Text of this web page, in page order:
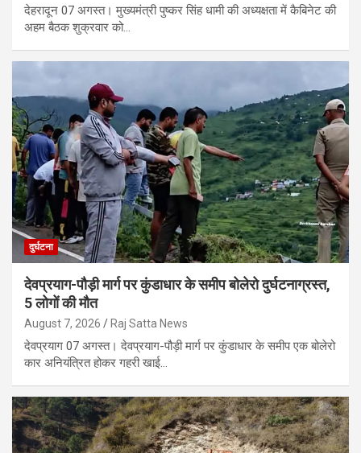
देहरादून 07 अगस्त। मुख्यमंत्री पुष्कर सिंह धामी की अध्यक्षता में कैबिनेट की
अहम बैठक शुक्रवार को…
दुर्घटना
देवप्रयाग-पौड़ी मार्ग पर कुंडाधार के समीप बोलेरो दुर्घटनाग्रस्त,
5 लोगों की मौत
August 7, 2026 Raj Satta News
देवप्रयाग 07 अगस्त। देवप्रयाग-पौड़ी मार्ग पर कुंडाधार के समीप एक बोलेरो
कार अनियंत्रित होकर गहरी खाई…